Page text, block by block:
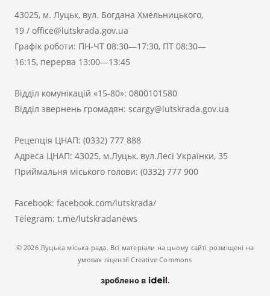
43025, м. Луцьк, вул. Богдана Хмельницького,
19 / office@lutskrada.gov.ua
Графік роботи: ПН-ЧТ 08:30—17:30, ПТ 08:30—
16:15, перерва 13:00—13:45
Відділ комунікацій «15-80»: 0800101580
Відділ звернень громадян: scargy@lutskrada.gov.ua
Рецепція ЦНАП: (0332) 777 888
Адреса ЦНАП: 43025, м.Луцьк, вул.Лесі Українки, 35
Приймальня міського голови: (0332) 777 900
Facebook: facebook.com/lutskrada/
Telegram: t.me/lutskradanews
© 2026 Луцька міська рада. Всі матеріали на цьому сайті розміщені на
умовах ліцензії Creative Commons
зроблено в